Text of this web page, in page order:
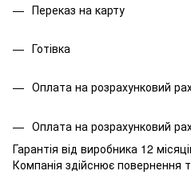
Переказ на карту
Готівка
Оплата на розрахунковий
Оплата на розрахунковий
Гарантія від виробника 12
Компанія здійснює повернення